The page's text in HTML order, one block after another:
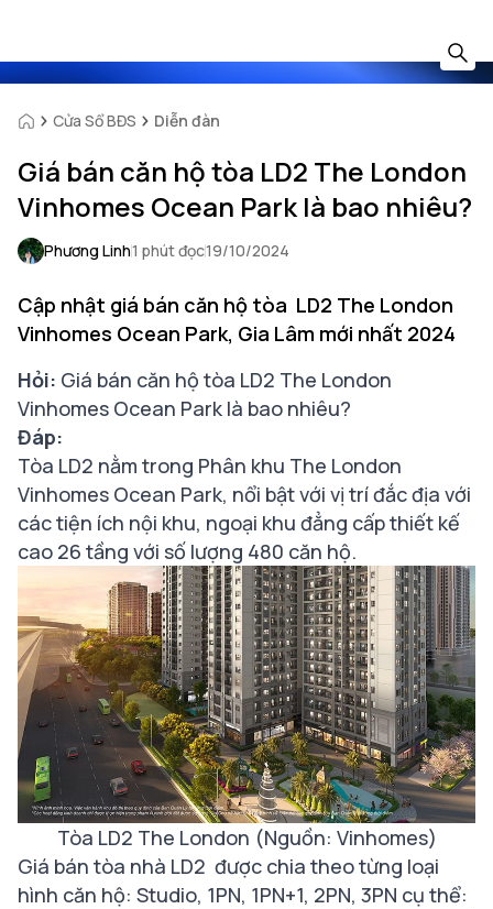
Cửa Sổ BĐS Diễn đàn
Giá bán căn hộ tòa LD2 The London
Vinhomes Ocean Park là bao nhiêu?
Phương Linh1 phút đọc19/10/2024
Cập nhật giá bán căn hộ tòa LD2 The London
Vinhomes Ocean Park, Gia Lâm mới nhất 2024
Hỏi: Giá bán căn hộ tòa LD2 The London
Vinhomes Ocean Park là bao nhiêu?
Đáp:
Tòa LD2 nằm trong Phân khu The London
Vinhomes Ocean Park, nổi bật với vị trí đắc địa với
các tiện ích nội khu, ngoại khu đẳng cấp thiết kế
cao 26 tầng với số lượng 480 căn hộ.
Tòa LD2 The London (Nguồn: Vinhomes)
Giá bán tòa nhà LD2 được chia theo từng loại
hình căn hộ: Studio, 1PN, 1PN+1, 2PN, 3PN cụ thể: